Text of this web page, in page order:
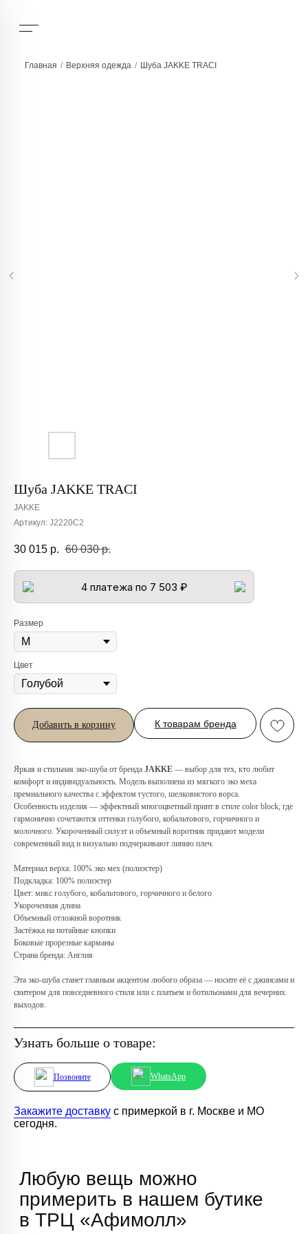
Главная / Верхняя одежда / Шуба JAKKE TRACI
Шуба JAKKE TRACI
JAKKE
Артикул: J2220C2
30 015 р. 60 030 р.
4 платежа по 7 503 ₽
Размер
Цвет
Добавить в корзину К товарам бренда
Яркая и стильная эко-шуба от бренда JAKKE — выбор для тех, кто любит
комфорт и индивидуальность. Модель выполнена из мягкого эко меха
премиального качества с эффектом густого, шелковистого ворса.
Особенность изделия — эффектный многоцветный принт в стиле color block, где
гармонично сочетаются оттенки голубого, кобальтового, горчичного и
молочного. Укороченный силуэт и объемный воротник придают модели
современный вид и визуально подчеркивают линию плеч.
Материал верха: 100% эко мех (полиэстер)
Подкладка: 100% полиэстер
Цвет: микс голубого, кобальтового, горчичного и белого
Укороченная длина
Объемный отложной воротник
Застёжка на потайные кнопки
Боковые прорезные карманы
Страна бренда: Англия
Эта эко-шуба станет главным акцентом любого образа — носите её с джинсами и
свитером для повседневного стиля или с платьем и ботильонами для вечерних
выходов.
Узнать больше о товаре:
Позвоните WhatsApp
Закажите доставку с примеркой в г. Москве и МО
сегодня.
Любую вещь можно
в ТРЦ «Афимолл»
Адрес:Москва, Пресненская наб.,
д.2, ТРЦ «Афимолл», 1 этаж
Телефон: +7 (966) 019-41-76